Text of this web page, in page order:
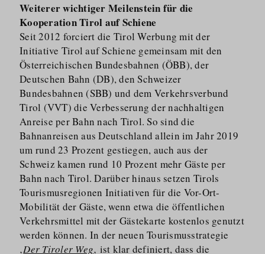
Weiterer wichtiger Meilenstein für die
Kooperation Tirol auf Schiene
Seit 2012 forciert die Tirol Werbung mit der
Initiative Tirol auf Schiene gemeinsam mit den
Österreichischen Bundesbahnen (ÖBB), der
Deutschen Bahn (DB), den Schweizer
Bundesbahnen (SBB) und dem Verkehrsverbund
Tirol (VVT) die Verbesserung der nachhaltigen
Anreise per Bahn nach Tirol. So sind die
Bahnanreisen aus Deutschland allein im Jahr 2019
um rund 23 Prozent gestiegen, auch aus der
Schweiz kamen rund 10 Prozent mehr Gäste per
Bahn nach Tirol. Darüber hinaus setzen Tirols
Tourismus­regionen Initiativen für die Vor-Ort-
Mobilität der Gäste, wenn etwa die öffentlichen
Verkehrsmittel mit der Gästekarte kostenlos genutzt
werden können. In der neuen Tourismus­strategie
‚Der Tiroler Weg‚ ist klar definiert, dass die